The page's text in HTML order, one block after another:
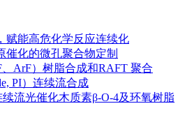
赋能高危化学反应连续化
催化的微孔聚合物定制
ArF）树脂合成和RAFT 聚合
PI）连续流合成
续流光催化木质素β-O-4及环氧树脂